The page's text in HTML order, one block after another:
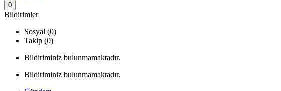
0
Bildirimler
Sosyal (0)
Takip (0)
Bildiriminiz bulunmamaktadır.
Bildiriminiz bulunmamaktadır.